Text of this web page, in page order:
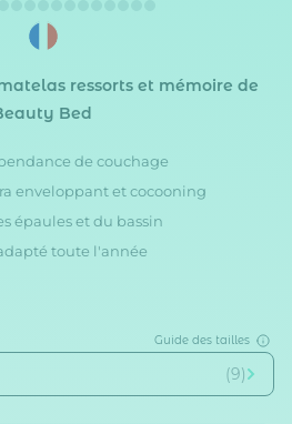
ressorts et mémoire de
Bed
de couchage
enveloppant et cocooning
épaules et du bassin
toute l'année
Guide des tailles
(9)